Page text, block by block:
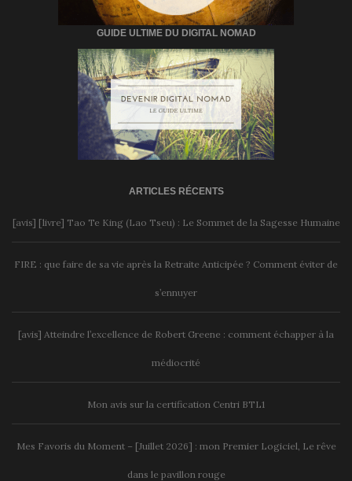
GUIDE ULTIME DU DIGITAL NOMAD
ARTICLES RÉCENTS
[avis] [livre] Tao Te King (Lao Tseu) : Le Sommet de la Sagesse Humaine
FIRE : que faire de sa vie après la Retraite Anticipée ? Comment éviter de
s’ennuyer
[avis] Atteindre l’excellence de Robert Greene : comment échapper à la
médiocrité
Mon avis sur la certification Centri BTL1
Mes Favoris du Moment – [Juillet 2026] : mon Premier Logiciel, Le rêve
dans le pavillon rouge